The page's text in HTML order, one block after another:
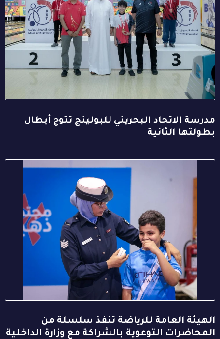
مدرسة الاتحاد البحريني للبولينج تتوج أبطال
بطولتها الثانية
الهيئة العامة للرياضة تنفذ سلسلة من
المحاضرات التوعوية بالشراكة مع وزارة الداخلية